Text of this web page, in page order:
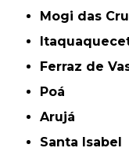
Mogi das
Ferraz de
Poá
Arujá
Santa Isabel